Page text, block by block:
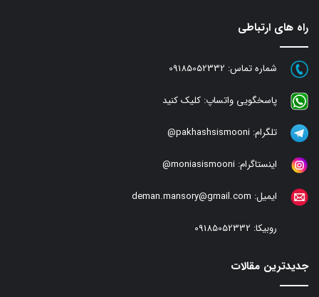
راه های ارتباطی
شماره تماس: 09185052332
پاسخگویی واتساپ: کلیک کنید
تلگرام: pakhashsismooni@
اینستاگرام: moniasismooni@
ایمیل: deman.mansory@gmail.com
روبیکا: 09185052332
جدیدترین مقالات